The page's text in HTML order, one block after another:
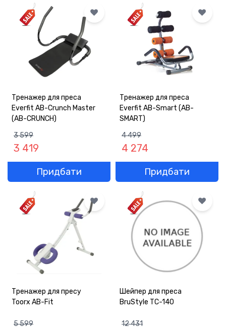
ГАРАНТІЯ
ОФЕРТА
КОНТАКТИ
(093) 170-98-23
Тренажер для преса
Everfit AB-Crunch Master
(AB-CRUNCH)
3 599
3 419
Придбати
Тренажер для преса
Everfit AB-Smart (AB-
SMART)
4 499
4 274
Придбати
Тренажер для пресу
Toorx AB-Fit
5 599
Шейпер для преса
BruStyle ТС-140
12 431